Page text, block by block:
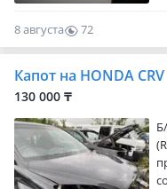
8 августа
72
0
Капот на HONDA
130 000 ₸